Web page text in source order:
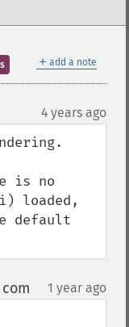
＋ add a note
4 years ago
is no
loaded,
default
1 year ago